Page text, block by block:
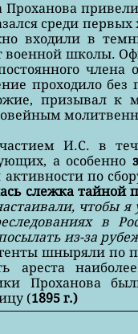
привели
среди
входили в
школы.
проходило
призывал к
И.С. в
а особенно
по
слежка тайной
чтобы
в
из-за
шныряли по
ареста
Проханова
(1895 г.)